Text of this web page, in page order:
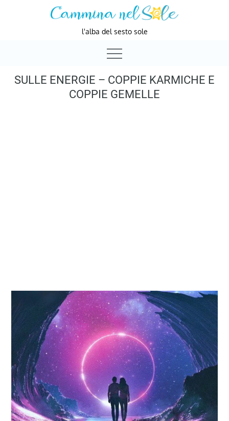
l'alba del sesto sole
SULLE ENERGIE – COPPIE KARMICHE E
COPPIE GEMELLE